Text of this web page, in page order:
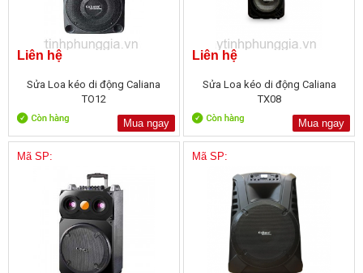
Liên hệ
Sửa Loa kéo di động Caliana
TO12
Mua ngay
Liên hệ
Sửa Loa kéo di động Caliana
TX08
Mua ngay
Mã SP: Mã SP: